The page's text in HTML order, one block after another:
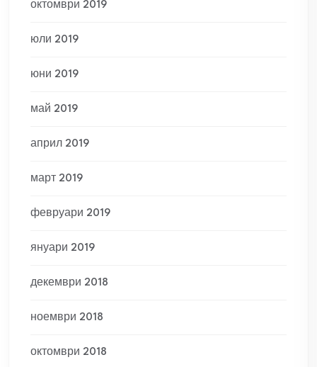
октомври 2019
юли 2019
юни 2019
май 2019
април 2019
март 2019
февруари 2019
януари 2019
декември 2018
ноември 2018
октомври 2018